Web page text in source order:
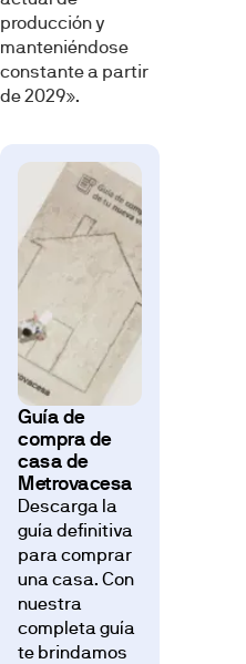
producción y
manteniéndose
constante a partir
de 2029».
Guía de
compra de
casa de
Metrovacesa
Descarga la
guía definitiva
para comprar
una casa. Con
nuestra
completa guía
te brindamos